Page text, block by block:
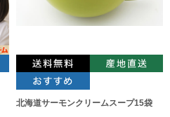
北海道サーモンクリームスープ15袋